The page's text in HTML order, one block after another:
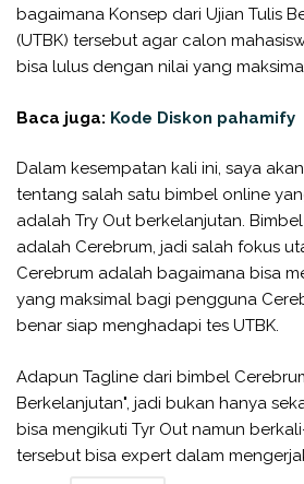
bagaimana Konsep dari Ujian Tulis
(UTBK) tersebut agar calon
bisa lulus dengan nilai yang
Baca juga: Kode Diskon pahamify
Dalam kesempatan kali ini, saya
tentang salah satu bimbel online
adalah Try Out berkelanjutan.
adalah Cerebrum, jadi salah fokus
Cerebrum adalah bagaimana bisa
yang maksimal bagi pengguna
benar siap menghadapi tes UTBK.
Adapun Tagline dari bimbel
Berkelanjutan", jadi bukan hanya
bisa mengikuti Tyr Out namun
tersebut bisa expert dalam